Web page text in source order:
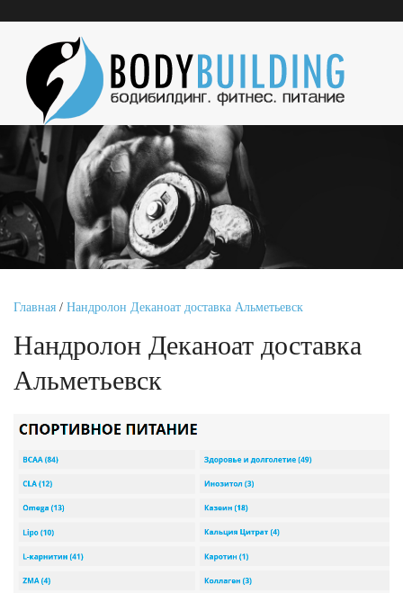
Главная / Нандролон Деканоат доставка Альметьевск
Нандролон Деканоат доставка
Альметьевск